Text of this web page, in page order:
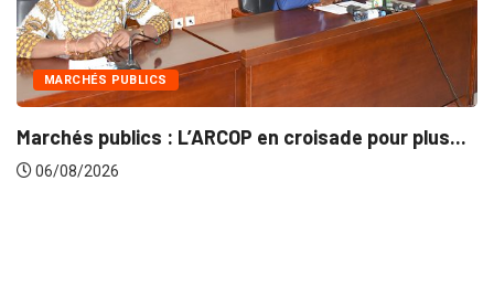
: L’ARCOP en croisade pour plus...
INTÉGRATION
Gestion